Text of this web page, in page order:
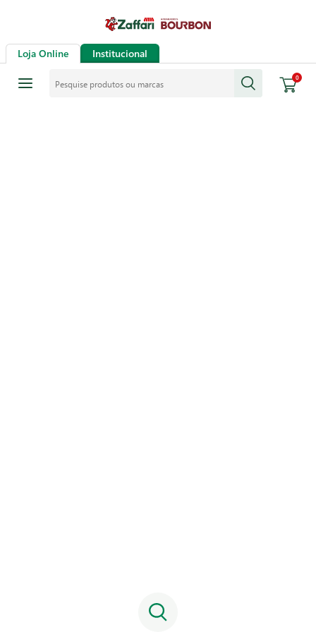
Loja Online Institucional
0